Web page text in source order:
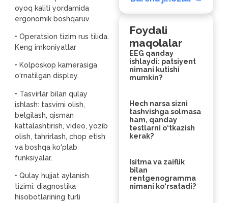
oyoq kaliti yordamida
ergonomik boshqaruv.
• Operatsion tizim rus tilida.
Keng imkoniyatlar
• Kolposkop kamerasiga
o‘rnatilgan displey.
• Tasvirlar bilan qulay
ishlash: tasvirni olish,
belgilash, qisman
kattalashtirish, video, yozib
olish, tahrirlash, chop etish
va boshqa ko‘plab
funksiyalar.
• Qulay hujjat aylanish
tizimi: diagnostika
hisobotlarining turli
Foydali
maqolalar
EEG qanday
ishlaydi: patsiyent
nimani kutishi
mumkin?
Hech narsa sizni
tashvishga solmasa
ham, qanday
testlarni o‘tkazish
kerak?
Isitma va zaiflik
bilan
rentgenogramma
nimani ko‘rsatadi?